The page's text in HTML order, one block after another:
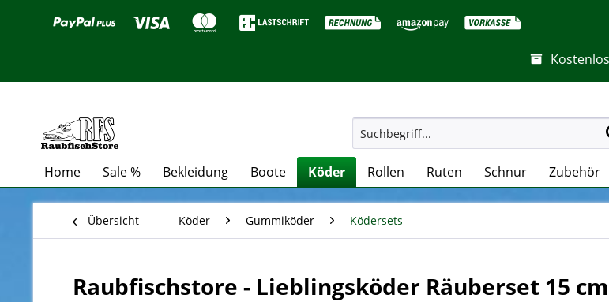
Home Sale % Bekleidung Boote Köder Rollen Ruten Schnur Zubehör
Übersicht Köder Gummiköder Ködersets
Raubfischstore - Lieblingsköder Räuberset 15